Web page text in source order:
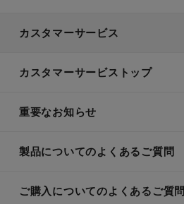
カスタマーサービス
カスタマーサービストップ
重要なお知らせ
製品についてのよくあるご質問
ご購入についてのよくあるご質問